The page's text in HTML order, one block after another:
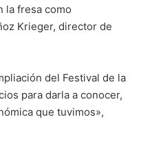
la fresa como
Krieger, director de
del Festival de la
para darla a conocer,
que tuvimos»,